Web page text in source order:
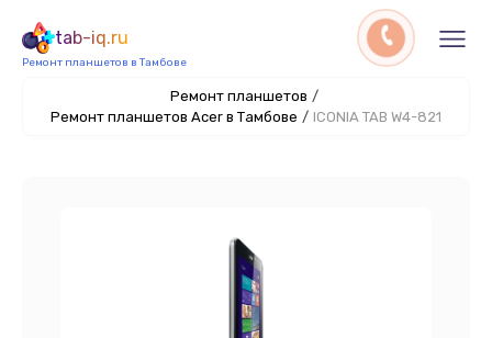
tab-iq.ru
Ремонт планшетов в Тамбове
Ремонт планшетов /
Ремонт планшетов Acer в Тамбове / ICONIA TAB W4-821